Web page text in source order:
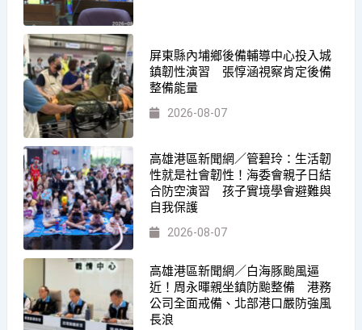
屏東縣內埔鄉後備輔導中心投入城
鎮韌性演習 張惇涵視察肯定後備
整備能量
2026-08-07
高雄港區新聞網／管碧玲：生活韌
性就是社會韌性！海委會親子日結
合防空演習 孩子實境學會避難與
自我保護
2026-08-07
高雄港區新聞網／白海豚颱風逼
近！周永暉親坐鎮防颱整備 港務
公司全面戒備、北部港口嚴防強風
長浪